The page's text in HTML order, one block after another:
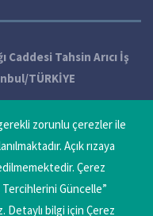
zorunlu çerezler ile
Açık rızaya
Çerez
Güncelle”
Detaylı bilgi için Çerez
Caddesi Tahsin Arıcı İş
TÜRKİYE